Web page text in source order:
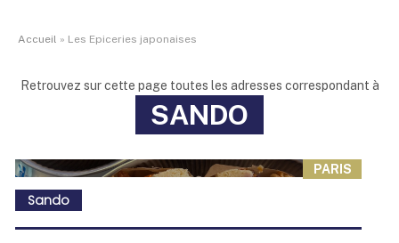
Accueil » Les Epiceries japonaises
Retrouvez sur cette page toutes les adresses correspondant à
SANDO
PARIS
Sando